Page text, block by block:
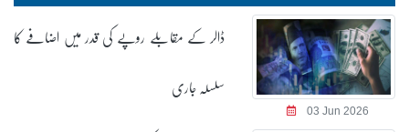
03 Jun 2026
ڈالر کے مقابلے روپے کی قدر میں اضافے کا
سلسلہ جاری